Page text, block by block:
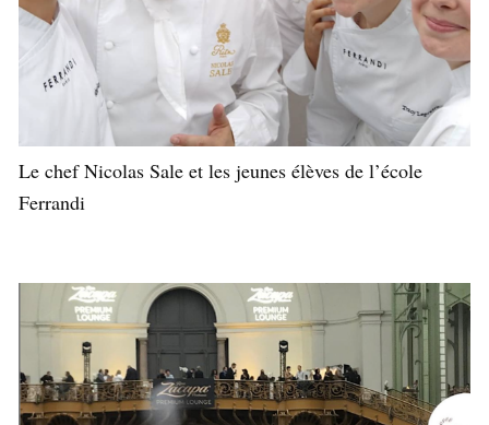
Le chef Nicolas Sale et les jeunes élèves de l’école
Ferrandi